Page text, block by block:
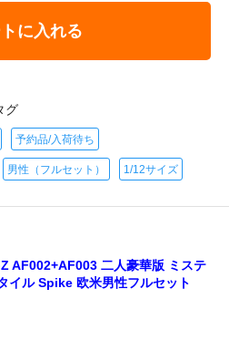
に入れる
グ
予約品/入荷待ち
男性（フルセット） 1/12サイズ
AF002+AF003 二人豪華版 ミステ
イル Spike 欧米男性フルセット